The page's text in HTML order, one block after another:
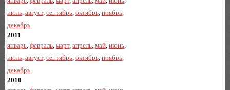
июль, август, сентябрь, октябрь, ноябрь,
декабрь
2011
январь, февраль, март, апрель, май, июнь,
июль, август, сентябрь, октябрь, ноябрь,
декабрь
2010